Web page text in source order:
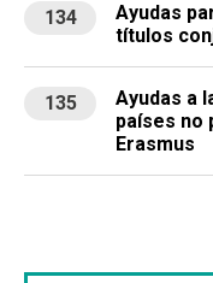
134
Ayudas
títulos
135
Ayudas a
países no
Erasmus